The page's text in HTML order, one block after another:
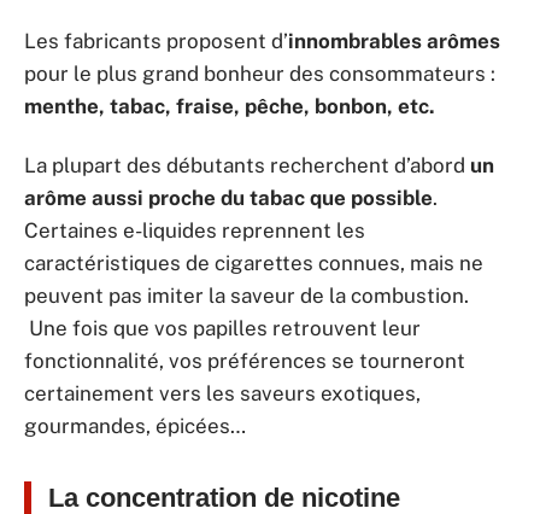
Les fabricants proposent d’innombrables arômes
pour le plus grand bonheur des consommateurs :
menthe, tabac, fraise, pêche, bonbon, etc.
La plupart des débutants recherchent d’abord un
arôme aussi proche du tabac que possible.
Certaines e-liquides reprennent les
caractéristiques de cigarettes connues, mais ne
peuvent pas imiter la saveur de la combustion.
Une fois que vos papilles retrouvent leur
fonctionnalité, vos préférences se tourneront
certainement vers les saveurs exotiques,
gourmandes, épicées…
La concentration de nicotine